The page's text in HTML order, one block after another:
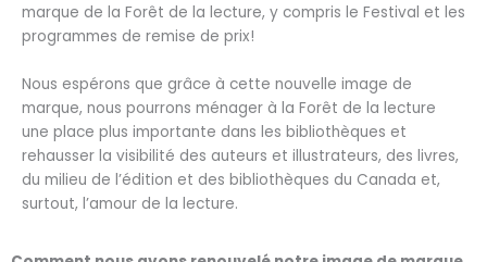
marque de la Forêt de la lecture, y compris le Festival et les
programmes de remise de prix!
Nous espérons que grâce à cette nouvelle image de
marque, nous pourrons ménager à la Forêt de la lecture
une place plus importante dans les bibliothèques et
rehausser la visibilité des auteurs et illustrateurs, des livres,
du milieu de l’édition et des bibliothèques du Canada et,
surtout, l’amour de la lecture.